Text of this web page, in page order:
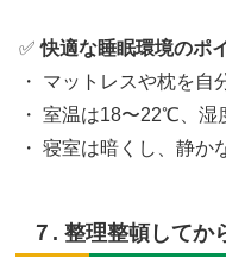
✅快適な睡眠環境のポ
・ マットレスや枕を自
・ 室温は18〜22℃、湿
・ 寝室は暗くし、静か
７. 整理整頓してか